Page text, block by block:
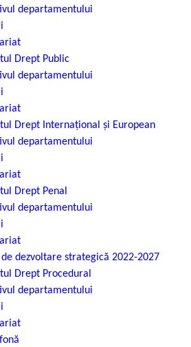
departamentului
Drept Public
departamentului
Drept Internațional și European
departamentului
Drept Penal
departamentului
de dezvoltare strategică 2022-2027
Drept Procedural
departamentului